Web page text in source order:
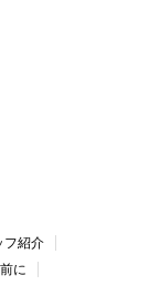
フ紹介
に